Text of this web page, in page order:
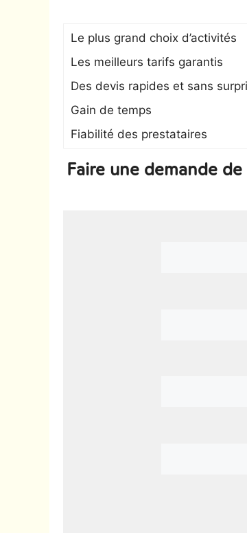
Le plus grand choix d’activités
Les meilleurs tarifs garantis
Des devis rapides et sans
Gain de temps
Fiabilité des prestataires
Faire une demande